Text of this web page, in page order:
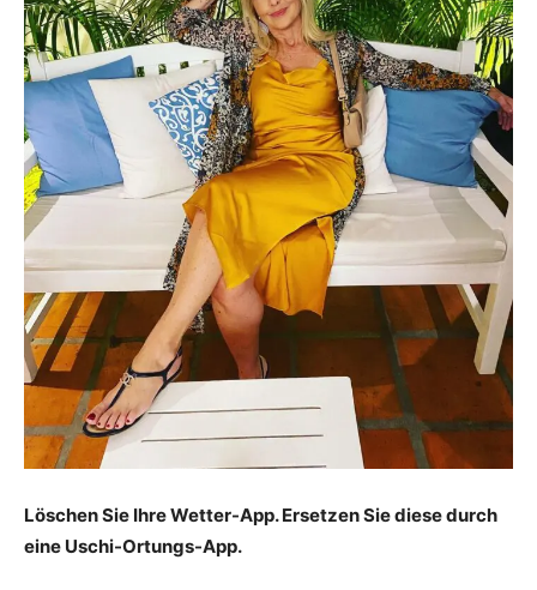
Löschen Sie Ihre Wetter-App. Ersetzen Sie diese durch
eine Uschi-Ortungs-App.